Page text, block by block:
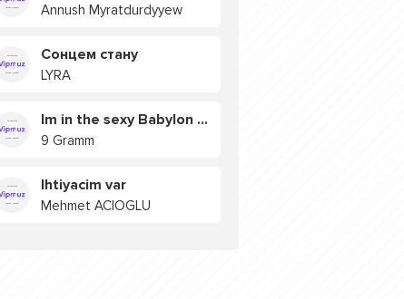
Annush Myratdurdyyew
Сонцем стану
LYRA
Im in the sexy Babylon БУЯ
9 Gramm
Ihtiyacim var
Mehmet ACIOGLU